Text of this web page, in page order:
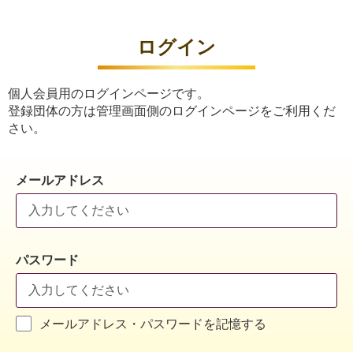
ログイン
個人会員用のログインページです。
登録団体の方は管理画面側のログインページをご利用くだ
さい。
メールアドレス
パスワード
メールアドレス・パスワードを記憶する